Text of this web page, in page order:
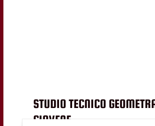
STUDIO TECNICO
GIOVENE